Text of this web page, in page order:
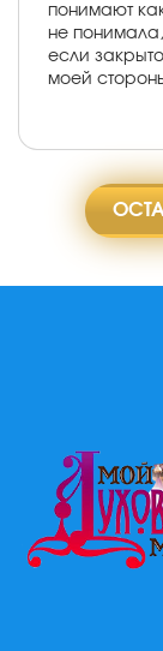
понимают
не понимала,
если
моей